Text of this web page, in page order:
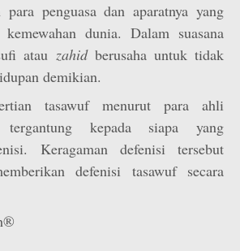
para penguasa dan aparatnya yang
dunia. Dalam suasana
atau zahidberusaha untuk tidak
demikian.
tasawuf menurut para ahli
tergantung kepada siapa yang
Keragaman defenisi tersebut
defenisi tasawuf secara